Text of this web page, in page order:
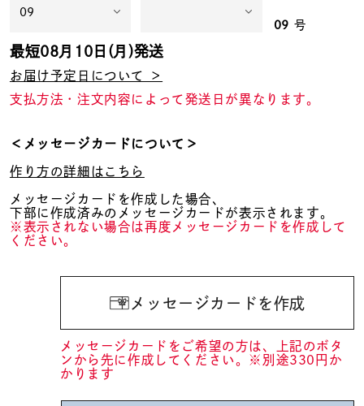
価格 ¥0
在庫 在庫ありのみ
09 号
最短08月10日(月)発送
お届け予定日について ＞
支払方法・注文内容によって発送日が異なります。
＜メッセージカードについて＞
作り方の詳細はこちら
メッセージカードを作成した場合、
下部に作成済みのメッセージカードが表示されます。
※表示されない場合は再度メッセージカードを作成して
ください。
メッセージカードを作成
メッセージカードをご希望の方は、上記のボタ
ンから先に作成してください。※別途330円か
かります